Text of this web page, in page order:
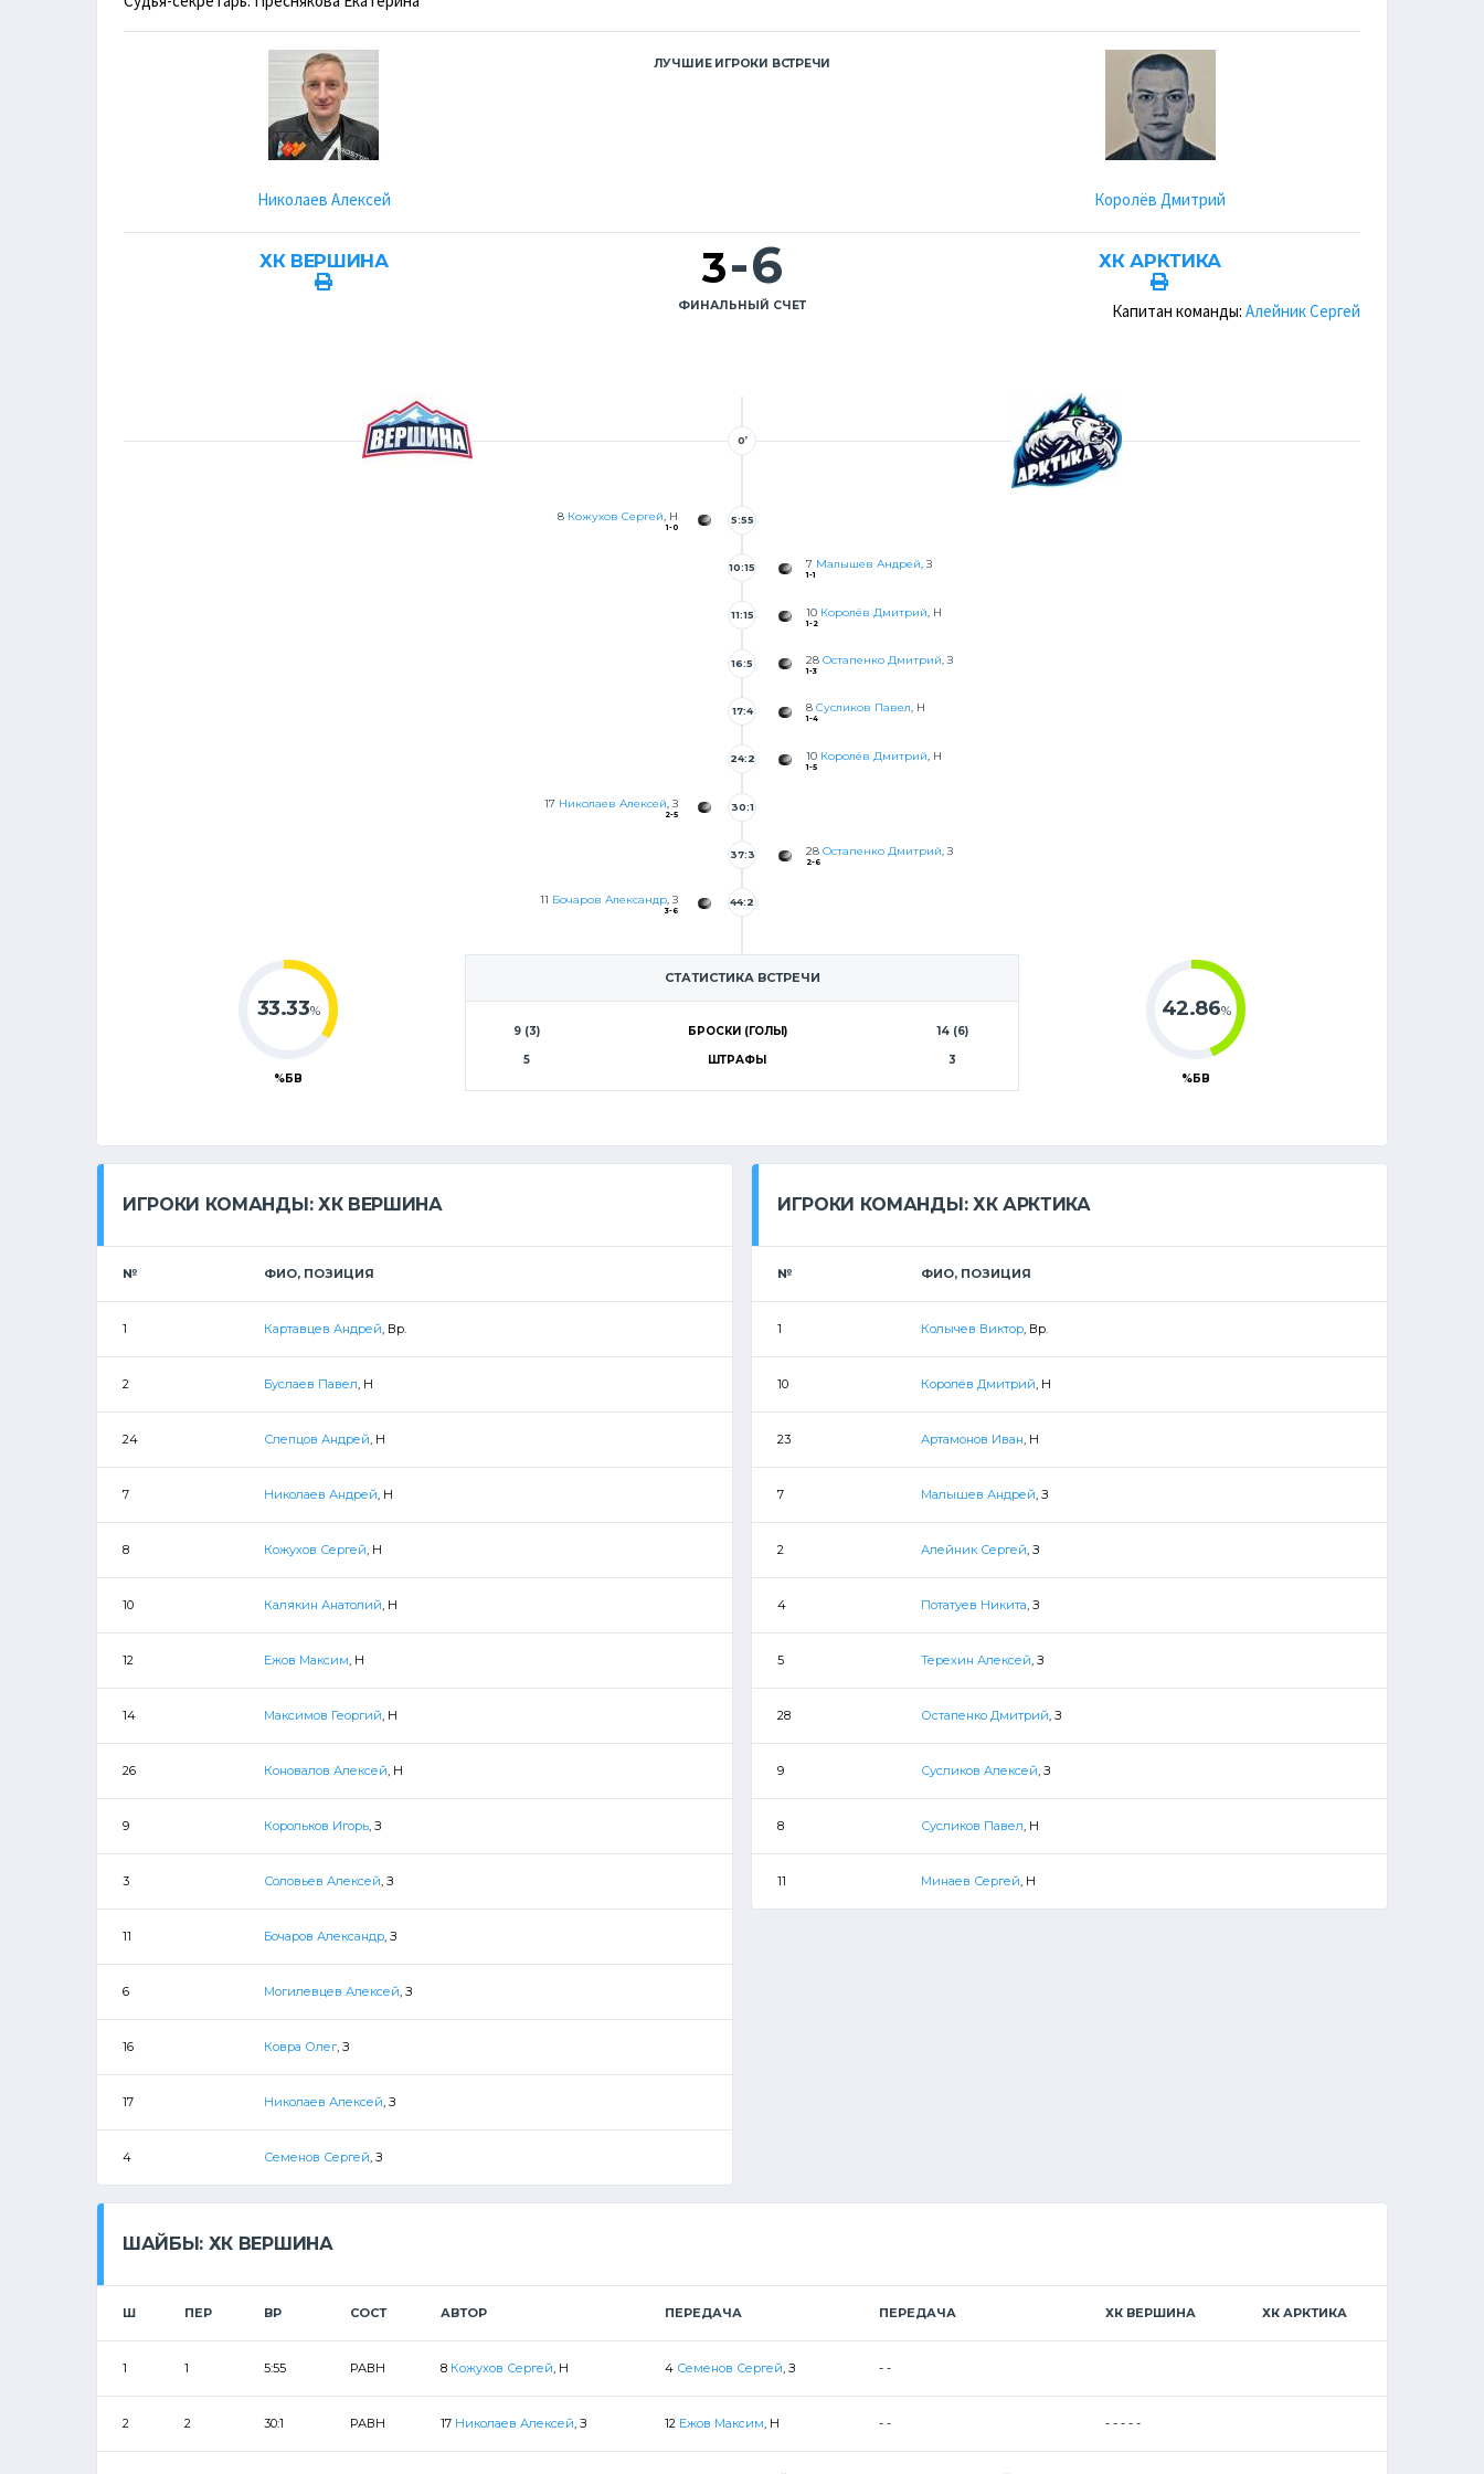
Николаев Алексей
ЛУЧШИЕ ИГРОКИ ВСТРЕЧИ
Королёв Дмитрий
ХК ВЕРШИНА 3-6
ФИНАЛЬНЫЙ СЧЕТ
ХК АРКТИКА
Капитан команды: Алейник Сергей
0’
8 Кожухов Сергей, Н
1-0
5:55
7 Малышев Андрей, З
1-1
10:15
10 Королёв Дмитрий, Н
1-2
11:15
28 Остапенко Дмитрий, З
1-3
16:5
8 Сусликов Павел, Н
1-4
17:4
10 Королёв Дмитрий, Н
1-5
24:2
17 Николаев Алексей, З
2-5
30:1
28 Остапенко Дмитрий, З
2-6
37:3
11 Бочаров Александр, З
3-6
44:2
СТАТИСТИКА ВСТРЕЧИ
9 (3) БРОСКИ (ГОЛЫ)
14 (6)
5
ШТРАФЫ 3
33.33%
%БВ
42.86%
%БВ
ИГРОКИ КОМАНДЫ: ХК ВЕРШИНА
№ ФИО, ПОЗИЦИЯ
1 Картавцев Андрей , Вр.
2 Буслаев Павел , Н
24 Слепцов Андрей , Н
7 Николаев Андрей , Н
8 Кожухов Сергей , Н
10 Калякин Анатолий , Н
12 Ежов Максим , Н
14 Максимов Георгий , Н
26 Коновалов Алексей , Н
9 Корольков Игорь , З
3 Соловьев Алексей , З
11 Бочаров Александр , З
6 Могилевцев Алексей , З
16 Ковра Олег, З
17 Николаев Алексей , З
4 Семенов Сергей , З
ИГРОКИ КОМАНДЫ: ХК АРКТИКА
№ ФИО, ПОЗИЦИЯ
1 Колычев Виктор , Вр.
10 Королёв Дмитрий , Н
23 Артамонов Иван , Н
7 Малышев Андрей , З
2 Алейник Сергей , З
4 Потатуев Никита , З
5 Терехин Алексей , З
28 Остапенко Дмитрий , З
9 Сусликов Алексей , З
8 Сусликов Павел , Н
11 Минаев Сергей , Н
ШАЙБЫ: ХК ВЕРШИНА
Ш ПЕР ВР СОСТ АВТОР ПЕРЕДАЧА ПЕРЕДАЧА ХК ВЕРШИНА ХК АРКТИКА
1 1 5:55 РАВН 8 Кожухов Сергей , Н 4 Семенов Сергей , З - -
2 2 30:1 РАВН 17 Николаев Алексей , З 12 Ежов Максим , Н - - - - - - -